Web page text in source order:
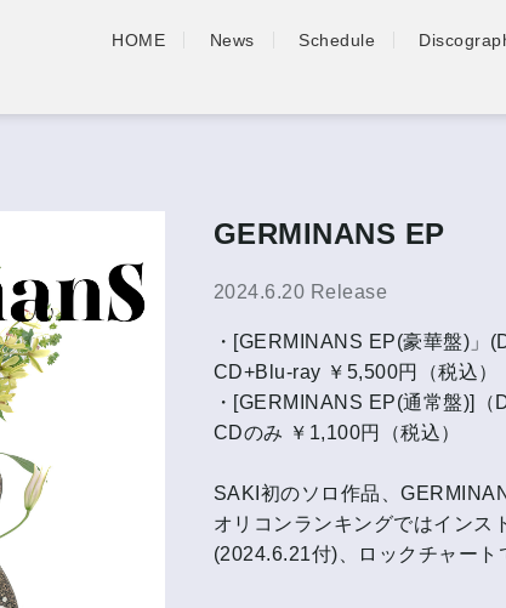
HOME News Schedule
GERMINANS EP
2024.6.20 Release
・[GERMINANS EP(豪華盤)」
CD+Blu-ray ￥5,500円（税込）
・[GERMINANS EP(通常盤)]
CDのみ ￥1,100円（税込）
SAKI初のソロ作品、
オリコンランキングではインス
(2024.6.21付)、ロックチャート